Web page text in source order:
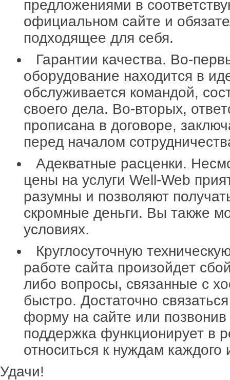
предложениями в
официальном сайте и
подходящее для себя.
Гарантии качества. Во-
оборудование находится в
обслуживается командой,
своего дела. Во-вторых,
прописана в договоре,
перед началом
Адекватные расценки.
цены на услуги Well-Web
разумны и позволяют
скромные деньги. Вы также
условиях.
Круглосуточную
работе сайта произойдет
либо вопросы, связанные с
быстро. Достаточно
форму на сайте или
поддержка функционирует в
относиться к нуждам каждого
Удачи!